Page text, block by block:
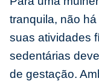
tranquila, não
suas atividades
sedentárias
de gestação.